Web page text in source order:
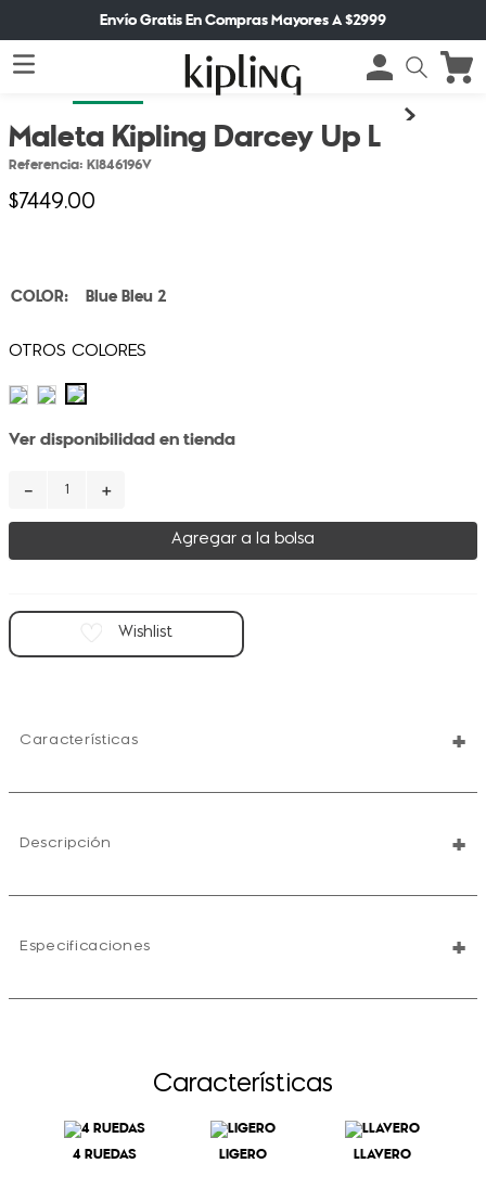
Envío Gratis En Compras Mayores A $2999
Maleta Kipling Darcey Up L
Referencia: KI846196V
$7449.00
Blue Bleu 2
Ver disponibilidad en tienda
＋
－
Agregar a la bolsa
Características +
Descripción +
Especificaciones +
Características
4 RUEDAS LIGERO LLAVERO